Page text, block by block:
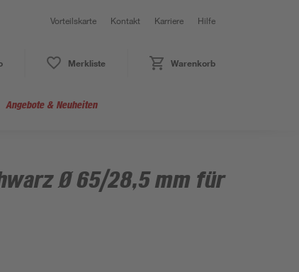
Vorteilskarte Kontakt Karriere Hilfe
Merkliste Warenkorb
Angebote & Neuheiten
Ø 65/28,5 mm für